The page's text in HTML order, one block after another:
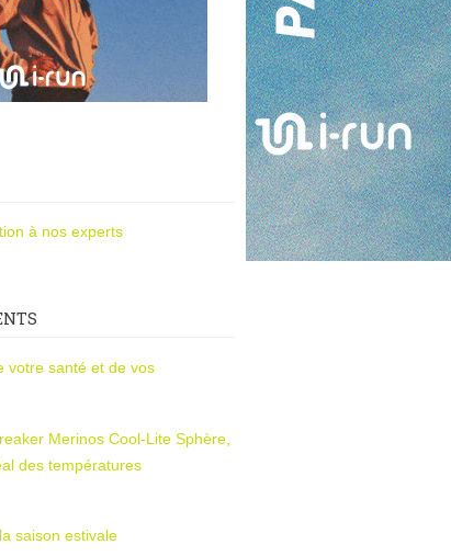
à nos experts
votre santé et de vos
Merinos Cool-Lite Sphère,
des températures
saison estivale